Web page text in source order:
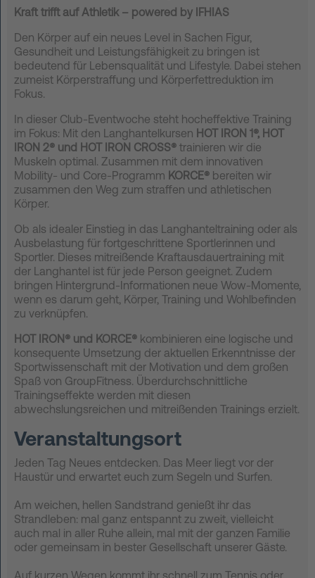
Kraft trifft auf Athletik – powered by IFHIAS
Den Körper auf ein neues Level in Sachen Figur,
Gesundheit und Leistungsfähigkeit zu bringen ist
bedeutend für Lebensqualität und Lifestyle. Dabei stehen
zumeist Körperstraffung und Körperfettreduktion im
Fokus.
In dieser Club-Eventwoche steht hocheffektive Training
im Fokus: Mit den Langhantelkursen HOT IRON 1®, HOT
IRON 2® und HOT IRON CROSS® trainieren wir die
Muskeln optimal. Zusammen mit dem innovativen
Mobility- und Core-Programm KORCE® bereiten wir
zusammen den Weg zum straffen und athletischen
Körper.
Ob als idealer Einstieg in das Langhanteltraining oder als
Ausbelastung für fortgeschrittene Sportlerinnen und
Sportler. Dieses mitreißende Kraftausdauertraining mit
der Langhantel ist für jede Person geeignet. Zudem
bringen Hintergrund-Informationen neue Wow-Momente,
wenn es darum geht, Körper, Training und Wohlbefinden
zu verknüpfen.
HOT IRON® und KORCE® kombinieren eine logische und
konsequente Umsetzung der aktuellen Erkenntnisse der
Sportwissenschaft mit der Motivation und dem großen
Spaß von GroupFitness. Überdurchschnittliche
Trainingseffekte werden mit diesen
abwechslungsreichen und mitreißenden Trainings erzielt.
Veranstaltungsort
Jeden Tag Neues entdecken. Das Meer liegt vor der
Haustür und erwartet euch zum Segeln und Surfen.
Am weichen, hellen Sandstrand genießt ihr das
Strandleben: mal ganz entspannt zu zweit, vielleicht
auch mal in aller Ruhe allein, mal mit der ganzen Familie
oder gemeinsam in bester Gesellschaft unserer Gäste.
Auf kurzen Wegen kommt ihr schnell zum Tennis oder